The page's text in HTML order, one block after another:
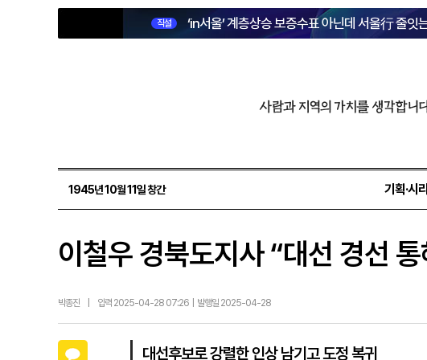
직설 ‘in서울’ 계층상승 보증수표 아닌데 서울行 줄잇
사람과 지역의 가치를 생각합니
1945년 10월 11일 창간 기획·시
이철우 경북도지사 “대선 경선
박종진 입력 2025-04-28 07:26 | 발행일 2025-04-28
대선후보로 강렬한 인상 남기고 도정 복귀